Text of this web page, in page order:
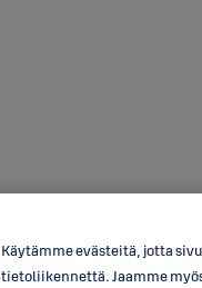
Käytämme evästeitä, jotta
tietoliikennettä. Jaamme